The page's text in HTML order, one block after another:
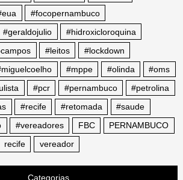
#focopernambuco
#geraldojulio
#hidroxicloroquina
#leitos
#lockdown
#mppe #olinda
#oms
#pcr #pernambuco
#petrolina
#recife #retomada
#saude
#vereadores FBC
PERNAMBUCO
recife vereador
Categorias